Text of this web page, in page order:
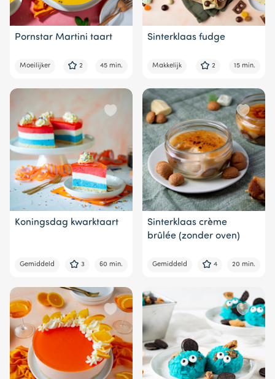
Pornstar Martini taart
Moeilijker 2 45 min.
Sinterklaas fudge
Makkelijk 2 15 min.
Koningsdag kwarktaart
Gemiddeld 3 60 min.
Sinterklaas crème
brûlée (zonder oven)
Gemiddeld 4 20 min.